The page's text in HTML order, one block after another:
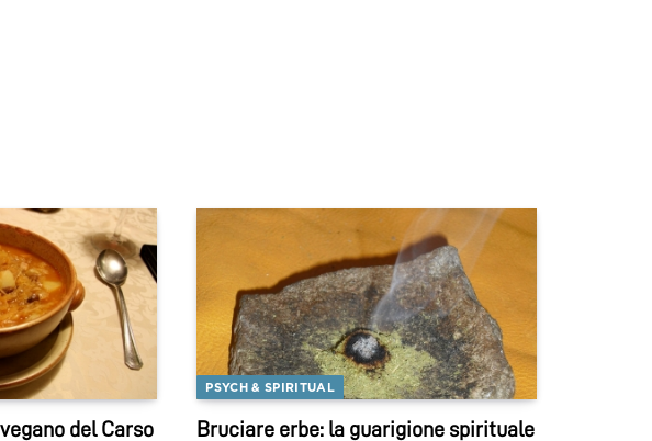
del Carso
PSYCH & SPIRITUAL
Bruciare erbe: la guarigione spirituale